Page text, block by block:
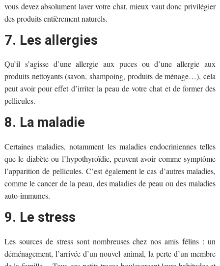
vous devez absolument laver votre chat, mieux vaut donc privilégier
des produits entièrement naturels.
7. Les allergies
Qu’il s’agisse d’une allergie aux puces ou d’une allergie aux
produits nettoyants (savon, shampoing, produits de ménage…), cela
peut avoir pour effet d’irriter la peau de votre chat et de former des
pellicules.
8. La maladie
Certaines maladies, notamment les maladies endocriniennes telles
que le diabète ou l’hypothyroïdie, peuvent avoir comme symptôme
l’apparition de pellicules. C’est également le cas d’autres maladies,
comme le cancer de la peau, des maladies de peau ou des maladies
auto-immunes.
9. Le stress
Les sources de stress sont nombreuses chez nos amis félins : un
déménagement, l’arrivée d’un nouvel animal, la perte d’un membre